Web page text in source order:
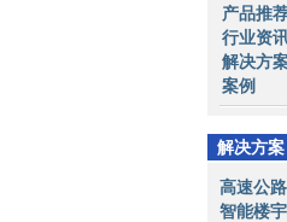
产品推
行业资
解决方
案例
解决方案
高速公
智能楼